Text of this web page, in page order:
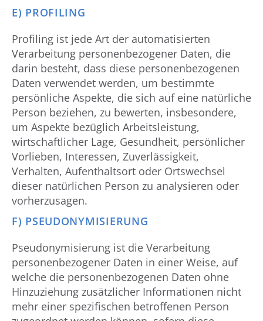
E) PROFILING
Profiling ist jede Art der automatisierten
Verarbeitung personenbezogener Daten, die
darin besteht, dass diese personenbezogenen
Daten verwendet werden, um bestimmte
persönliche Aspekte, die sich auf eine natürliche
Person beziehen, zu bewerten, insbesondere,
um Aspekte bezüglich Arbeitsleistung,
wirtschaftlicher Lage, Gesundheit, persönlicher
Vorlieben, Interessen, Zuverlässigkeit,
Verhalten, Aufenthaltsort oder Ortswechsel
dieser natürlichen Person zu analysieren oder
vorherzusagen.
F) PSEUDONYMISIERUNG
Pseudonymisierung ist die Verarbeitung
personenbezogener Daten in einer Weise, auf
welche die personenbezogenen Daten ohne
Hinzuziehung zusätzlicher Informationen nicht
mehr einer spezifischen betroffenen Person